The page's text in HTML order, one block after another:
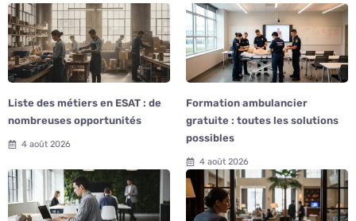
Liste des métiers en ESAT : de
nombreuses opportunités
4 août 2026
Formation ambulancier
gratuite : toutes les solutions
possibles
4 août 2026